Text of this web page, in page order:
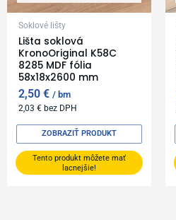
Soklové lišty
Lišta soklová
KronoOriginal K58C
8285 MDF fólia
58x18x2600 mm
2,50€ bm
2,03€ bez DPH
Tento produkt môžete mať
lacnejšie!
ZOBRAZIŤ PRODUKT